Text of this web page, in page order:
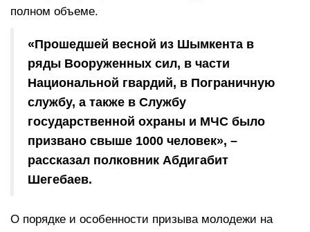
полном объеме.
«Прошедшей весной из Шымкента в
ряды Вооруженных сил, в части
Национальной гвардий, в Пограничную
службу, а также в Службу
государственной охраны и МЧС было
призвано свыше 1000 человек», –
рассказал полковник Абдигабит
Шегебаев.
О порядке и особенности призыва молодежи на